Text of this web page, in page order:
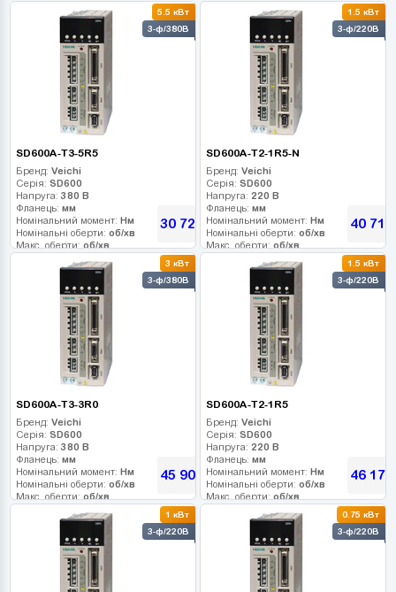
5.5 кВт
3-ф/380В
SD600A-T3-5R5
Бренд: Veichi
Серія: SD600
Напруга:380 В
Фланець: мм
Номінальний момент: Нм
Номінальні оберти: об/хв
Макс. оберти: об/хв
30 726 грн
1.5 кВт
3-ф/220В
SD600A-T2-1R5-N
Бренд: Veichi
Серія: SD600
Напруга: 220 В
Фланець: мм
Номінальний момент: Нм
Номінальні оберти: об/хв
Макс. оберти: об/хв
40 716
3 кВт
3-ф/380В
SD600A-T3-3R0
Бренд: Veichi
Серія: SD600
Напруга:380 В
Фланець: мм
Номінальний момент: Нм
Номінальні оберти: об/хв
Макс. оберти: об/хв
45 900 грн
1.5 кВт
3-ф/220В
SD600A-T2-1R5
Бренд: Veichi
Серія: SD600
Напруга: 220 В
Фланець: мм
Номінальний момент: Нм
Номінальні оберти: об/хв
Макс. оберти: об/хв
46 170
1 кВт
3-ф/220В
0.75 кВт
3-ф/220В